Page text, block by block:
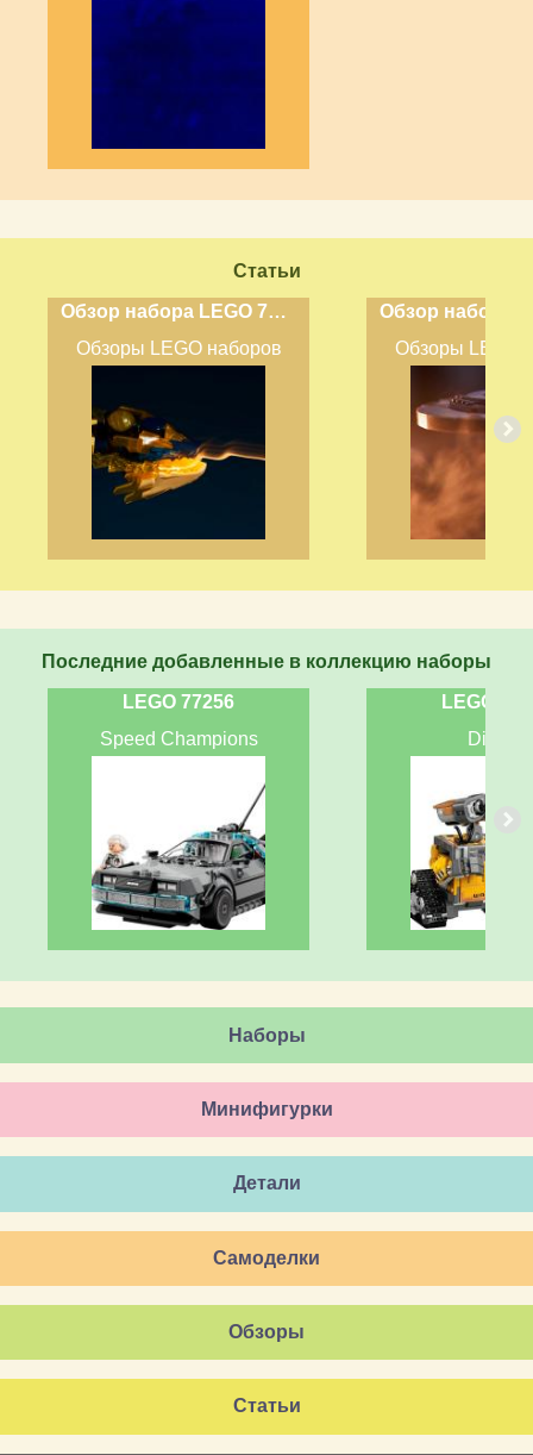
Статьи
Обзор набора LEGO 71796 - Ninjago: Elemental Dragon vs. The Empress Mech
Обзоры LEGO наборов
Обзоры LEGO
Последние добавленные в коллекцию наборы
LEGO 77256
Speed Champions
LEGO
Disney
Наборы
Минифигурки
Детали
Самоделки
Обзоры
Статьи